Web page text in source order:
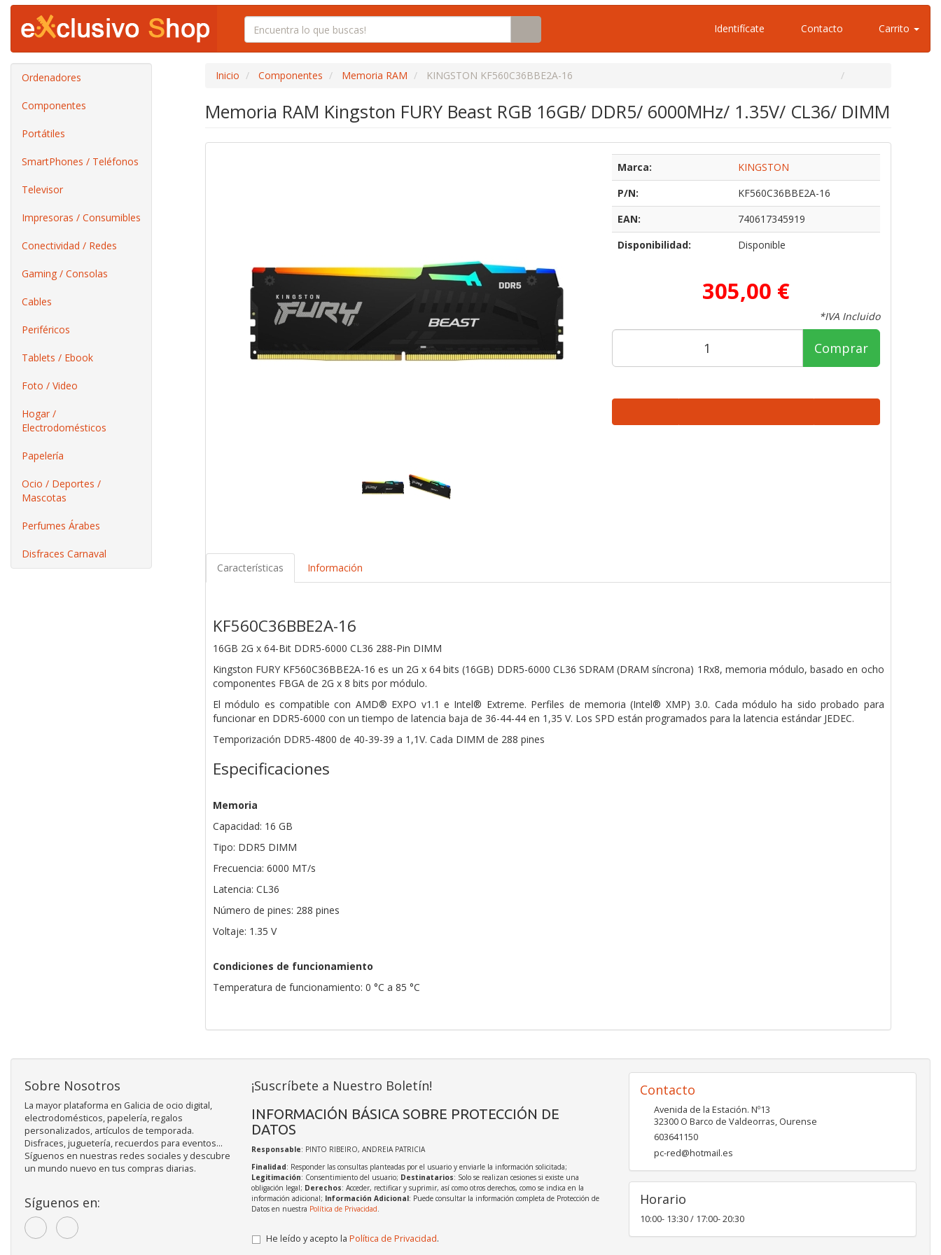
Identifícate Contacto Carrito
Ordenadores
Componentes
Portátiles
SmartPhones / Teléfonos
Televisor
Impresoras / Consumibles
Conectividad / Redes
Gaming / Consolas
Cables
Periféricos
Tablets / Ebook
Foto / Video
Hogar /
Electrodomésticos
Papelería
Ocio / Deportes /
Mascotas
Perfumes Árabes
Disfraces Carnaval
Inicio Componentes Memoria RAM KINGSTON KF560C36BBE2A-16
Memoria RAM Kingston FURY Beast RGB 16GB/ DDR5/ 6000MHz/ 1.35V/ CL36/ DIMM
Marca:
KINGSTON
P/N:
KF560C36BBE2A-16
EAN:
740617345919
Disponibilidad:
Disponible
305,00 €
*IVA Incluido
Comprar
Características Información
KF560C36BBE2A-16
16GB 2G x 64-Bit DDR5-6000 CL36 288-Pin DIMM
Kingston FURY KF560C36BBE2A-16 es un 2G x 64 bits (16GB) DDR5-6000 CL36 SDRAM (DRAM síncrona) 1Rx8, memoria módulo, basado en ocho
componentes FBGA de 2G x 8 bits por módulo.
El módulo es compatible con AMD® EXPO v1.1 e Intel® Extreme. Perfiles de memoria (Intel® XMP) 3.0. Cada módulo ha sidoprobado para
funcionar en DDR5-6000 con un tiempo de latencia baja de 36-44-44 en 1,35 V. Los SPD están programados para la latencia estándar JEDEC.
Temporización DDR5-4800 de 40-39-39 a 1,1V. Cada DIMM de 288 pines
Especificaciones
Memoria
Capacidad: 16 GB
Tipo: DDR5 DIMM
Frecuencia: 6000 MT/s
Latencia: CL36
Número de pines: 288 pines
Voltaje: 1.35 V
Condiciones de funcionamiento
Temperatura de funcionamiento: 0 °C a 85 °C
Sobre Nosotros
La mayor plataforma en Galicia de ocio digital,
electrodomésticos, papelería, regalos
personalizados, artículos de temporada.
Disfraces, juguetería, recuerdos para eventos...
Síguenos en nuestras redes sociales y descubre
un mundo nuevo en tus compras diarias.
Síguenos en:
¡Suscríbete a Nuestro Boletín!
INFORMACIÓN BÁSICA SOBRE PROTECCIÓN DE
DATOS
Responsable: PINTO RIBEIRO, ANDREIA PATRICIA
Finalidad: Responder las consultas planteadas por el usuario y enviarle la información solicitada;
Legitimación: Consentimiento del usuario; Destinatarios: Solo se realizan cesiones si existe una
obligación legal; Derechos: Acceder, rectificar y suprimir, así como otros derechos, como se indica en la
información adicional; Información Adicional: Puede consultar la información completa de Protección de
Datos en nuestra Política de Privacidad.
He leído y acepto la Política de Privacidad.
Contacto
Avenida de la Estación. Nº13
32300 O Barco de Valdeorras, Ourense
603641150
pc-red@hotmail.es
Horario
10:00- 13:30 / 17:00- 20:30